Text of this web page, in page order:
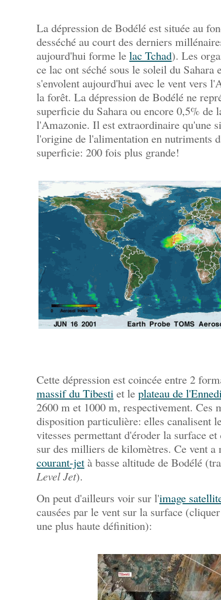
La dépression de Bodélé est située au
desséché au court des derniers
aujourd'hui forme le lac Tchad). Les
ce lac ont séché sous le soleil du Sahara
s'envolent aujourd'hui avec le vent vers
la forêt. La dépression de Bodélé ne
superficie du Sahara ou encore 0,5% de
l'Amazonie. Il est extraordinaire qu'une
l'origine de l'alimentation en nutriments
superficie: 200 fois plus grande!
Cette dépression est coincée entre 2
massif du Tibesti et le plateau de
2600 m et 1000 m, respectivement. Ces
disposition particulière: elles canalisent
vitesses permettant d'éroder la surface
sur des milliers de kilomètres. Ce vent a
courant-jetà basse altitude de Bodélé
Level Jet).
On peut d'ailleurs voir sur l'image
causées par le vent sur la surface
une plus haute définition):